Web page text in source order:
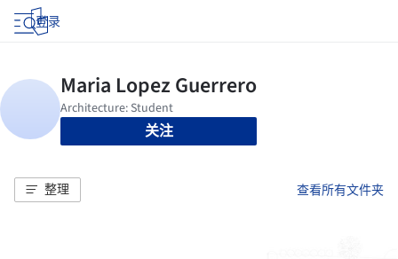
登录
关注
整理 查看所有文件夹